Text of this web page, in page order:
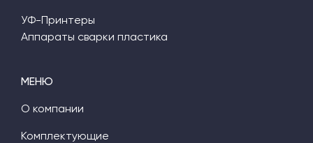
МЕНЮ
О компании
Комплектующие
УФ-Принтеры
Аппараты сварки пластика